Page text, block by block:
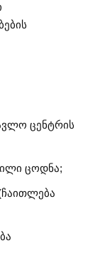
ცენტრის
ცოდნა;